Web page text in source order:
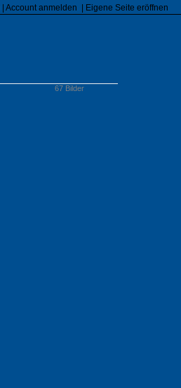
Account anmelden Eigene Seite eröffnen
67 Bilder